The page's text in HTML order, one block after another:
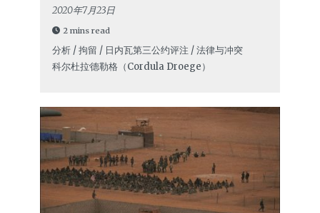
2020年7月23日
2 mins read
分析 / 拘留 / 日内瓦第三公约评注 / 法律与冲突
科尔杜拉·德勒格（Cordula Droege）